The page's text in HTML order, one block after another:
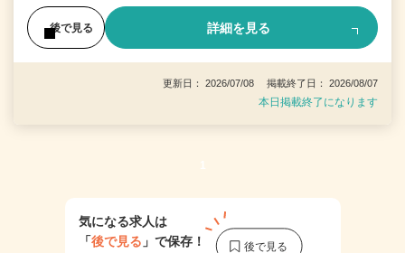
後で見る 詳細を見る
更新日： 2026/07/08 掲載終了日： 2026/08/07
本日掲載終了になります
1
気になる求人は
「後で見る 」で保存！